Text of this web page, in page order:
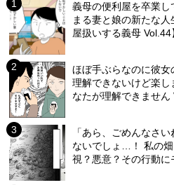
義母の便利屋を卒業
まる妻と娘の新たな
屋扱いする義母 Vol.44
ほぼ手ぶらなのに彼
理解できないけど楽
なたが理解できません
「あら、ごめんなさ
ないでしょ…！ 私の
視？悪意？その行動